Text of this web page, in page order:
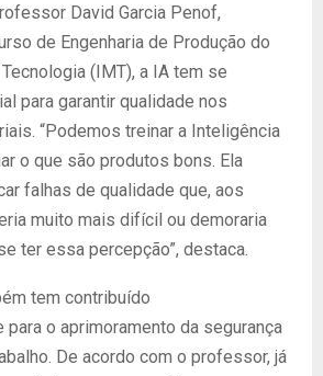
David Garcia Penof,
de Engenharia de Produção do
(IMT), a IA tem se
para garantir qualidade nos
“Podemos treinar a Inteligência
o que são produtos bons. Ela
falhas de qualidade que, aos
muito mais difícil ou demoraria
ter essa percepção”, destaca.
tem contribuído
o aprimoramento da segurança
De acordo com o professor, já